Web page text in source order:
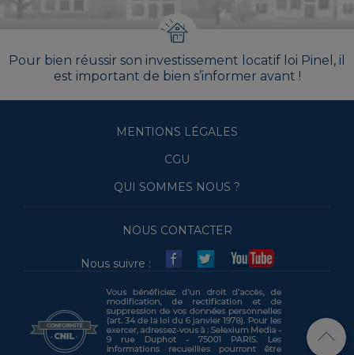
Pour bien réussir son investissement locatif loi Pinel, il
est important de bien s’informer avant !
MENTIONS LÉGALES
CGU
QUI SOMMES NOUS ?
NOUS CONTACTER
Nous suivre :